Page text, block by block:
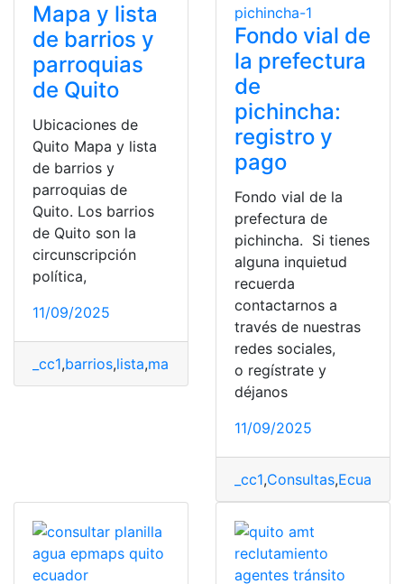
Mapa y lista
de barrios y
parroquias
de Quito
Ubicaciones de
Quito Mapa y lista
de barrios y
parroquias de
Quito. Los barrios
de Quito son la
circunscripción
política,
11/09/2025
_cc1,barrios,lista,mapa parroquias,Quito
Fondo vial de
la prefectura
de
pichincha:
registro y
pago
Fondo vial de la
prefectura de
pichincha. Si tienes
alguna inquietud
recuerda
contactarnos a
través de nuestras
redes sociales,
o regístrate y
déjanos
11/09/2025
_cc1,Consultas,Ecuador